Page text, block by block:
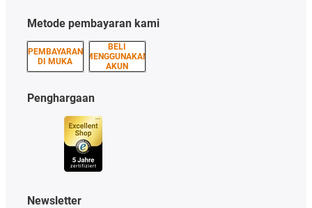
Metode pembayaran kami
PEMBAYARAN
DI MUKA
BELI
MENGGUNAKAN
AKUN
Penghargaan
Newsletter